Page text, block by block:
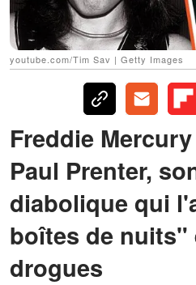
youtube.com/Tim Sav | Getty Images
Freddie
Paul Prenter,
diabolique qui
boîtes de nuits"
drogues